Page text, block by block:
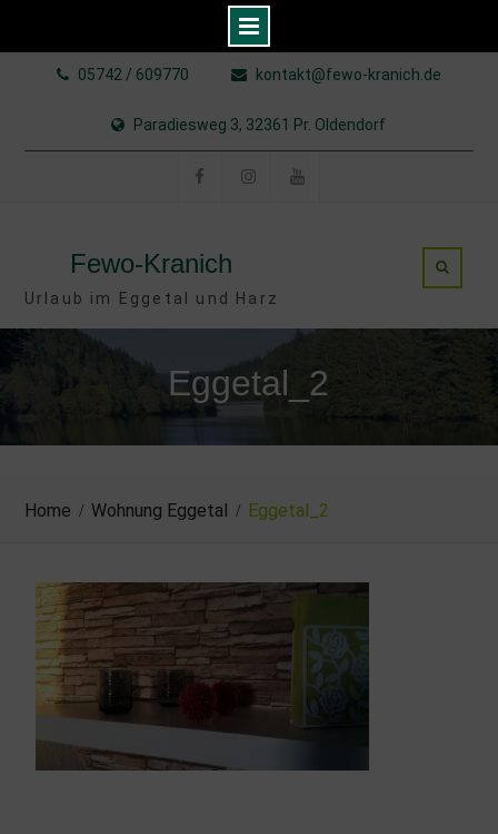
05742 / 609770 kontakt@fewo-kranich.de
Paradiesweg 3, 32361 Pr. Oldendorf
Fewo-Kranich
Urlaub im Eggetal und Harz
Eggetal_2
Home Wohnung Eggetal Eggetal_2